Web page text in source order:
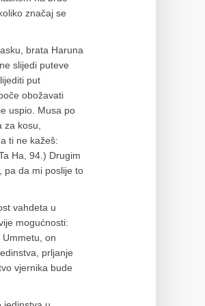
značaj se
brata Haruna
slijedi puteve
put
obožavati
uspio. Musa po
za kosu,
ti ne kažeš:
Ha, 94.) Drugim
pa da mi poslije to
vahdeta u
mogućnosti:
on
prljanje
vjernika bude